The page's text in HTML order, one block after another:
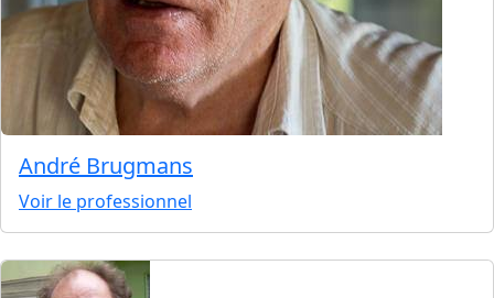
André Brugmans
Voir le professionnel